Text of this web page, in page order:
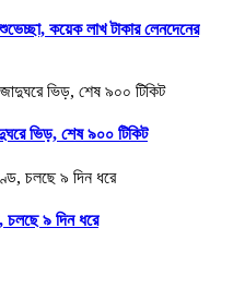
কয়েক লাখ টাকার লেনদেনের
ভিড়, শেষ ৯০০ টিকিট
৯ দিন ধরে